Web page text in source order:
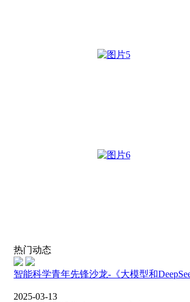
热门动态
智能科学青年先锋沙龙-《大模型和
2025-03-13